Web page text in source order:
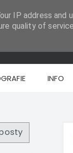
INFO
IP address and
quality of